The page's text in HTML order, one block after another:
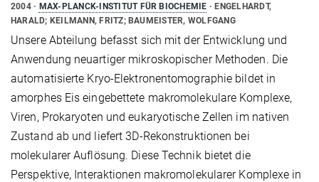
2004 MAX-PLANCK-INSTITUT FÜR BIOCHEMIE
ENGELHARDT,
HARALD; KEILMANN, FRITZ; BAUMEISTER, WOLFGANG
Unsere Abteilung befasst sich mit der Entwicklung und
Anwendung neuartiger mikroskopischer Methoden. Die
automatisierte Kryo-Elektronentomographie bildet in
amorphes Eis eingebettete makromolekulare Komplexe,
Viren, Prokaryoten und eukaryotische Zellen im nativen
Zustand ab und liefert 3D-Rekonstruktionen bei
molekularer Auflösung. Diese Technik bietet die
Perspektive, Interaktionen makromolekularer Komplexe in